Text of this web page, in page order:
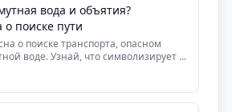
вода и объятия?
о поиске пути
о поиске транспорта, опасном
воде. Узнай, что символизирует ...